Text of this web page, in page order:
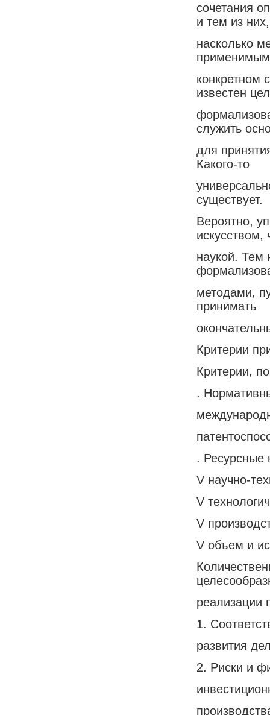
сочетания
и тем из них,
насколько
конкретном
известен
служить
для
Какого-то
существует.
Вероятно,
искусством,
наукой. Тем
методами,
принимать
Критерии
Критерии,
.
. Ресурсные
V научно-
V
V
V объем и
реализации
1.
развития
2. Риски и